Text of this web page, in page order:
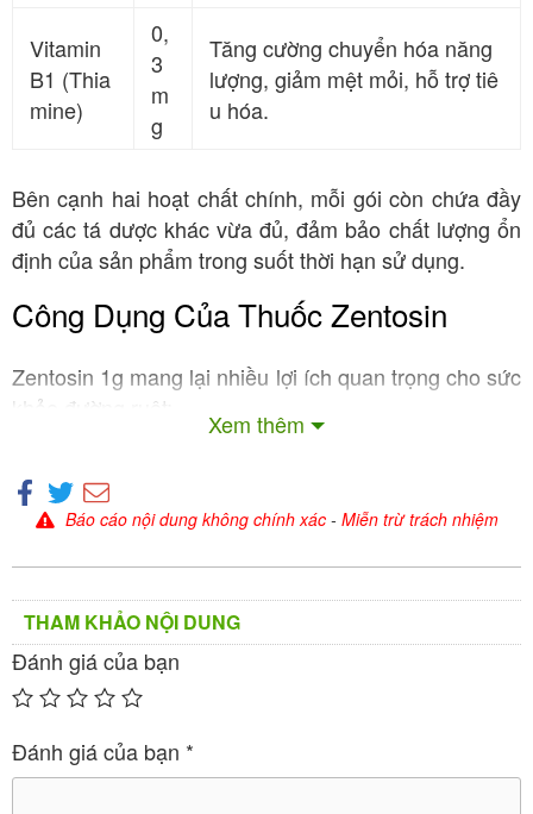
Vitamin
B1 (Thia
mine)
0,
3
m
g
Tăng cường chuyển hóa năng
lượng, giảm mệt mỏi, hỗ trợ tiê
u hóa.
Bên cạnh hai hoạt chất chính, mỗi gói còn chứa đầy
đủ các tá dược khác vừa đủ, đảm bảo chất lượng ổn
định của sản phẩm trong suốt thời hạn sử dụng.
Công Dụng Của Thuốc Zentosin
Xem thêm
Zentosin 1g mang lại nhiều lợi ích quan trọng cho sức
khỏe đường ruột:
Thuốc có tác dụng hỗ trợ điều trị tiêu chảy, đặc biệt
2. Phục Hồi Hệ Vi Sinh Sau Kháng Sinh
Khi sử dụng kháng sinh, vi khuẩn có lợi trong đường
loạn khuẩn. Zentosin 1g giúp thay thế và phục hồi
lượng lợi khuẩn đã mất.
Báo cáo nội dung không chính xác- Miễn trừ trách nhiệm
THAM KHẢO NỘI DUNG
Đánh giá của bạn
Đánh giá của bạn *